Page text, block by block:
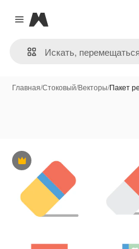
Close menu
Magnific
Главная/Стоковый/Векторы/Пакет
Премиум